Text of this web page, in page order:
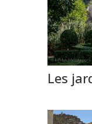
Les